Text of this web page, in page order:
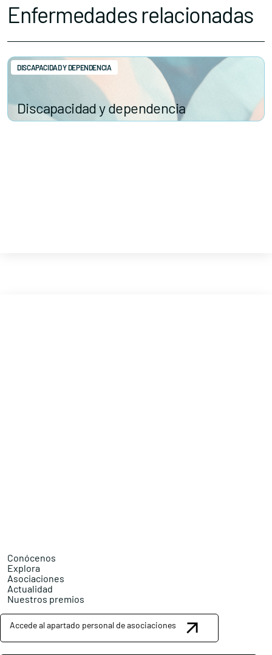
Enfermedades relacionadas
Discapacidad y dependencia
DISCAPACIDAD Y DEPENDENCIA
Conócenos
Explora
Asociaciones
Actualidad
Nuestros premios
Accede al apartado personal de asociaciones